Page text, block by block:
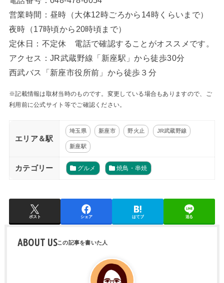
営業時間：昼時（大体12時ごろから14時くらいまで）
夜時（17時頃から20時頃まで）
定休日：不定休 電話で確認することがオススメです。
アクセス：JR武蔵野線「新座駅」から徒歩30分
西武バス「新座市役所前」から徒歩３分
※記載情報は取材当時のものです。変更している場合もありますので、ご
利用前に公式サイト等でご確認ください。
エリア＆駅
埼玉県 新座市 野火止 JR武蔵野線
新座駅
カテゴリー グルメ 焼鳥・串焼
ポスト シェア はてブ 送る
ABOUT US